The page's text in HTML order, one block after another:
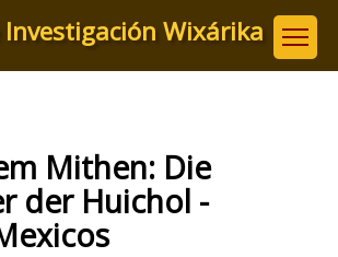
Wixárika
Mithen: Die
der Huichol -